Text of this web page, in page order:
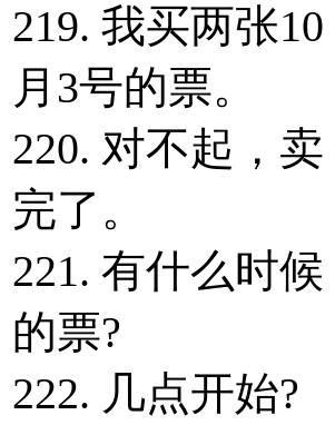
219. 我买两张10
月3号的票。
220. 对不起，卖
完了。
221. 有什么时候
的票?
222. 几点开始?